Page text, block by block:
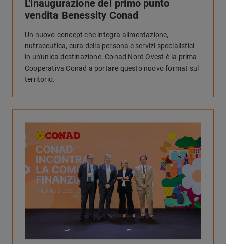
L'inaugurazione del primo punto
vendita Benessity Conad
Un nuovo concept che integra alimentazione,
nutraceutica, cura della persona e servizi specialistici
in un'unica destinazione. Conad Nord Ovest è la prima
Cooperativa Conad a portare questo nuovo format sul
territorio.